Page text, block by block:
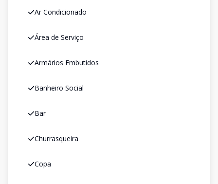
Ar Condicionado
Área de Serviço
Armários Embutidos
Banheiro Social
Bar
Churrasqueira
Copa